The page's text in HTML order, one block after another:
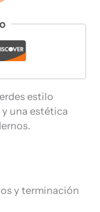
estilo
una estética
y terminación